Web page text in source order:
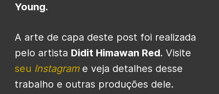
Young.
A arte de capa deste post foi realizada
pelo artista Didit Himawan Red. Visite
seu Instagrame veja detalhes desse
trabalho e outras produções dele.